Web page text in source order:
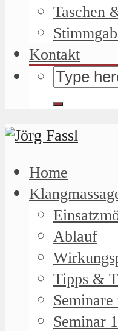
Taschen
Kontakt
Home
Ablauf
Tipps &
Seminar